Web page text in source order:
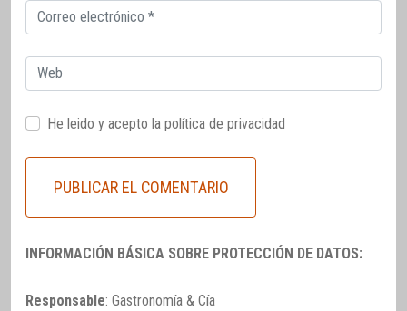
Correo
electrónico
Web
He leido y acepto la política de privacidad
INFORMACIÓN BÁSICA SOBRE PROTECCIÓN DE DATOS:
Responsable: Gastronomía & Cía